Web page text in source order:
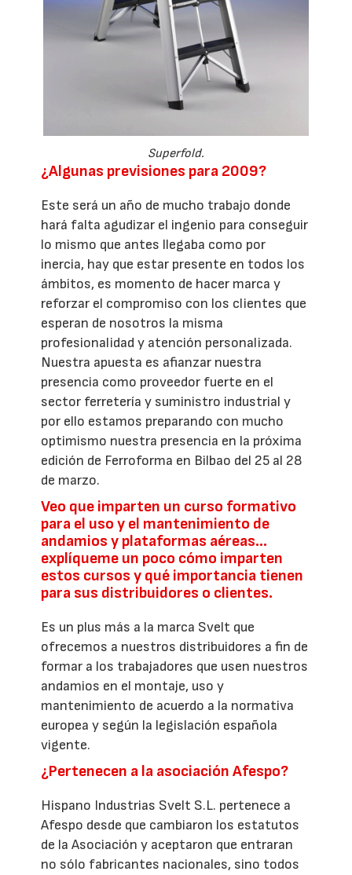
Superfold.
¿Algunas previsiones para 2009?
Este será un año de mucho trabajo donde
hará falta agudizar el ingenio para conseguir
lo mismo que antes llegaba como por
inercia, hay que estar presente en todos los
ámbitos, es momento de hacer marca y
reforzar el compromiso con los clientes que
esperan de nosotros la misma
profesionalidad y atención personalizada.
Nuestra apuesta es afianzar nuestra
presencia como proveedor fuerte en el
sector ferretería y suministro industrial y
por ello estamos preparando con mucho
optimismo nuestra presencia en la próxima
edición de Ferroforma en Bilbao del 25 al 28
de marzo.
Veo que imparten un curso formativo
para el uso y el mantenimiento de
andamios y plataformas aéreas...
explíqueme un poco cómo imparten
estos cursos y qué importancia tienen
para sus distribuidores o clientes.
Es un plus más a la marca Svelt que
ofrecemos a nuestros distribuidores a fin de
formar a los trabajadores que usen nuestros
andamios en el montaje, uso y
mantenimiento de acuerdo a la normativa
europea y según la legislación española
vigente.
¿Pertenecen a la asociación Afespo?
Hispano Industrias Svelt S.L. pertenece a
Afespo desde que cambiaron los estatutos
de la Asociación y aceptaron que entraran
no sólo fabricantes nacionales, sino todos